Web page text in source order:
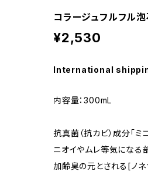
コラージュフルフル
¥2,530
International
内容量：300mL
抗真菌（抗カビ）成分「
ニオイやムレ等気になる
加齢臭の元とされる[ノ